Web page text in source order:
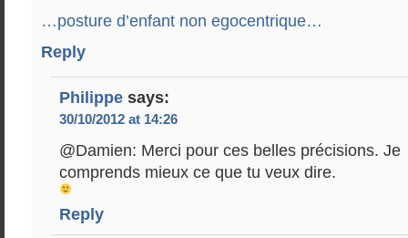
…posture d’enfant non egocentrique…
Reply
Philippe says:
30/10/2012 at 14:26
@Damien: Merci pour ces belles précisions. Je
comprends mieux ce que tu veux dire.
Reply